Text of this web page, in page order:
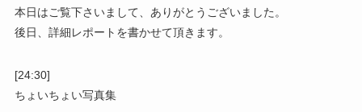
本日はご覧下さいまして、ありがとうございました。
後日、詳細レポートを書かせて頂きます。
[24:30]
ちょいちょい写真集